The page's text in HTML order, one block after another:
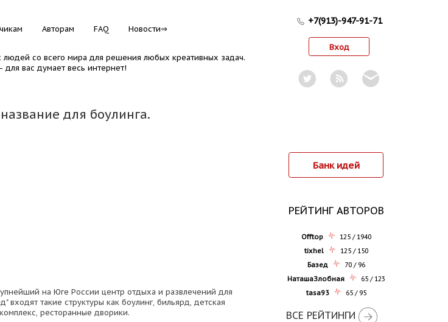
Авторам FAQ Новости
со всего мира для решения любых креативных задач.
вас думает весь интернет!
+7(913)-947-91-71
Вход
для боулинга.
на Юге России центр отдыха и развлечений для
входят такие структуры как боулинг, бильярд, детская
ресторанные дворики.
Банк идей
РЕЙТИНГ АВТОРОВ
Offtop
125 / 1940
tixhel
125 / 150
Базед
70 / 96
НаташаЗлобная
65 / 123
tasa93
65 / 95
ВСЕ РЕЙТИНГИ